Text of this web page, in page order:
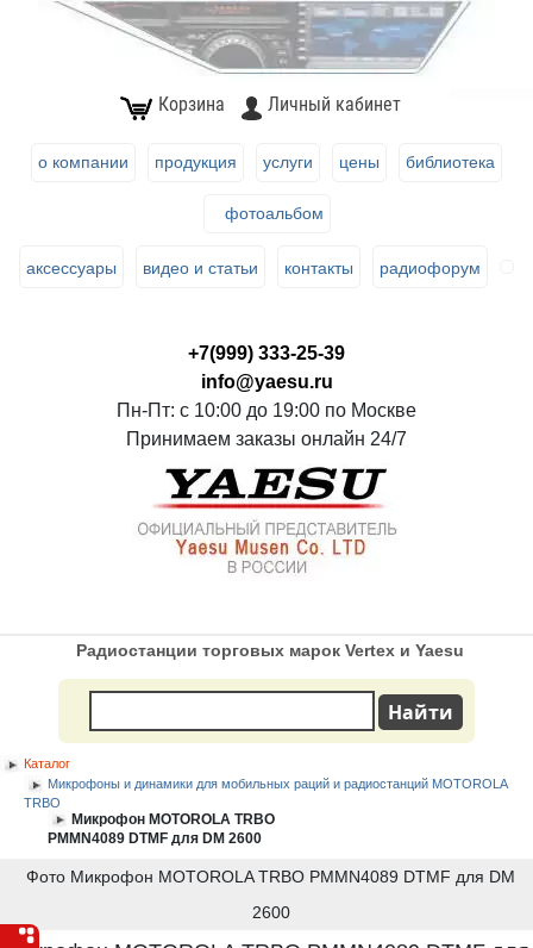
Корзина Личный кабинет
о компании продукция услуги цены библиотека
фотоальбом
аксессуары видео и статьи контакты радиофорум
+7(999) 333-25-39
info@yaesu.ru
Пн-Пт: с 10:00 до 19:00 по Москве
Принимаем заказы онлайн 24/7
Радиостанции торговых марок Vertex и Yaesu
Каталог
Микрофоны и динамики для мобильных раций и радиостанций MOTOROLA
TRBO
Микрофон MOTOROLA TRBO
PMMN4089 DTMF для DM 2600
Фото Микрофон MOTOROLA TRBO PMMN4089 DTMF для DM
2600